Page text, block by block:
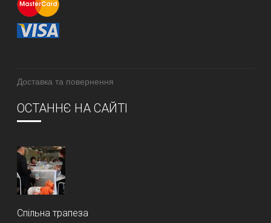
Доставка та повернення
ОСТАННЄ НА САЙТІ
Спільна трапеза